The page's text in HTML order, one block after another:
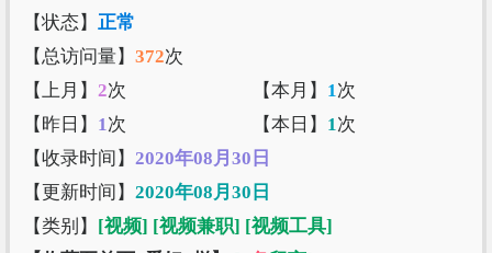
【状态】 正常
【总访问量】 372次
【上月】 2次 【本月】 1次
【昨日】 1次 【本日】 1次
【收录时间】 2020年08月30日
【更新时间】 2020年08月30日
【类别】 [视频] [视频兼职] [视频工具]